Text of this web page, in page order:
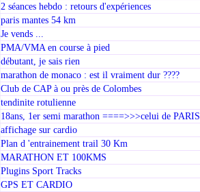
2 séances hebdo : retours d'expériences
paris mantes 54 km
Je vends ...
PMA/VMA en course à pied
débutant, je sais rien
marathon de monaco : est il vraiment dur ????
Club de CAP à ou près de Colombes
tendinite rotulienne
18ans, 1er semi marathon ====>>>celui de PARIS
affichage sur cardio
Plan d 'entrainement trail 30 Km
MARATHON ET 100KMS
Plugins Sport Tracks
GPS ET CARDIO